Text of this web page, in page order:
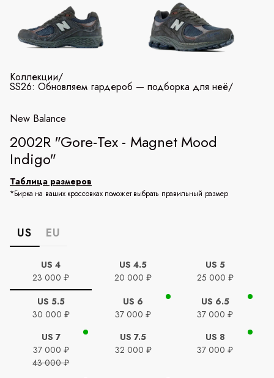
Коллекции/
SS26: Обновляем гардероб — подборка для неё/
New Balance
2002R "Gore-Tex - Magnet Mood
Indigo"
Таблица размеров
*Бирка на ваших кроссовках поможет выбрать правильный размер
US EU
US 4
23 000 ₽
US 4.5
20 000 ₽
US 5
25 000 ₽
US 5.5
30 000 ₽
US 6
37 000 ₽
US 6.5
37 000 ₽
US 7
37 000 ₽
43 000 ₽
US 7.5
32 000 ₽
US 8
37 000 ₽